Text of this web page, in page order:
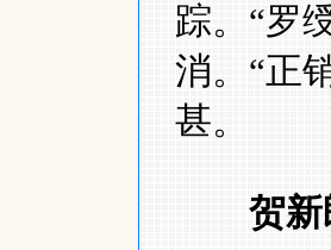
踪。 “罗
消。 “正
甚。
贺新